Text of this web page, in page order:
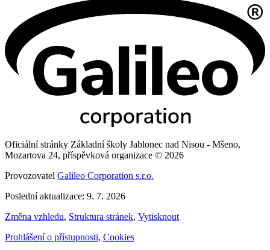
Oficiální stránky Základní školy Jablonec nad Nisou - Mšeno,
Mozartova 24, příspěvková organizace © 2026
Provozovatel Galileo Corporation s.r.o.
Poslední aktualizace: 9. 7. 2026
Změna vzhledu, Struktura stránek, Vytisknout
Prohlášení o přístupnosti, Cookies